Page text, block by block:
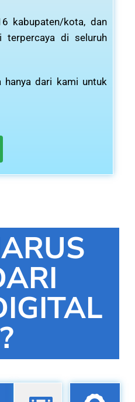
kabupaten/kota, dan
terpercaya di seluruh
hanya dari kami untuk